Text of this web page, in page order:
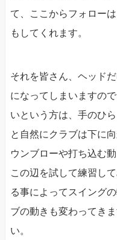
て、ここからフォロー
もしてくれます。
それを皆さん、ヘッド
になってしまいますの
いという方は、手のひ
と自然にクラブは下に
ウンブローや打ち込む
この辺を試して練習し
る事によってスイング
ブの動きも変わってき
い。